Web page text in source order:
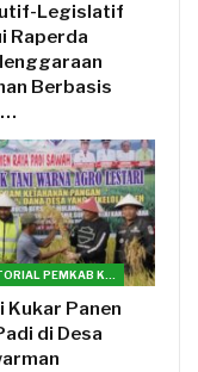
Legislatif
Raperda
Berbasis
ADVERTORIAL PEMKAB KUTAI KARTANEGARA
Kukar Panen
di Desa